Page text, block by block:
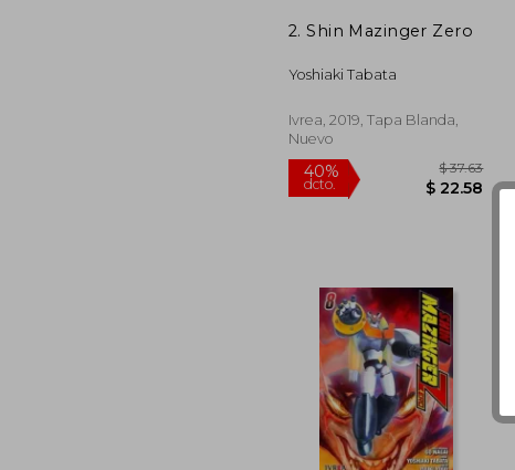
2. Shin Mazinger Zero
Yoshiaki Tabata
Ivrea, 2019, Tapa Blanda,
Nuevo
40%
dcto.